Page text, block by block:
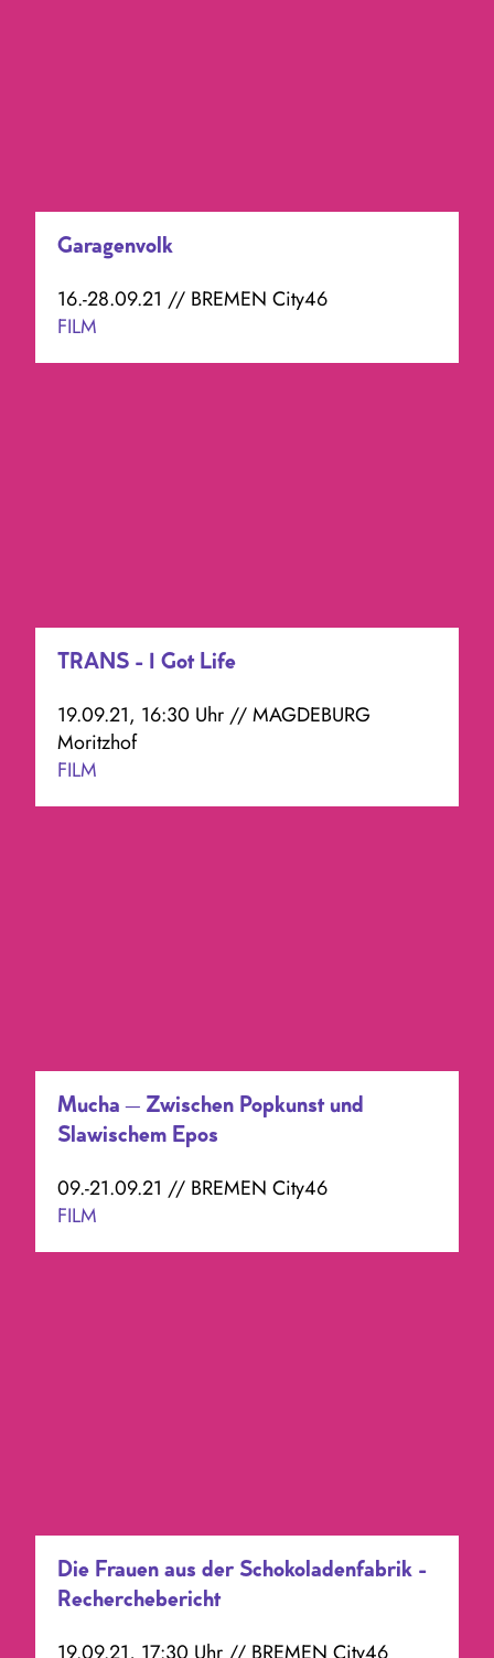
Garagenvolk
16.-28.09.21 // BREMEN City46
FILM
TRANS - I Got Life
19.09.21, 16:30 Uhr // MAGDEBURG
Moritzhof
FILM
Mucha – Zwischen Popkunst und
Slawischem Epos
09.-21.09.21 // BREMEN City46
FILM
Die Frauen aus der Schokoladenfabrik -
Recherchebericht